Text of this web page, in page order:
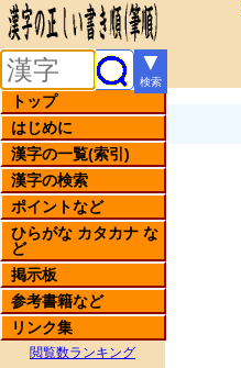
▼
検索
トップ
はじめに
漢字の一覧(索引)
漢字の検索
ポイントなど
ひらがな カタカナ な
ど
掲示板
参考書籍など
リンク集
閲覧数ランキング